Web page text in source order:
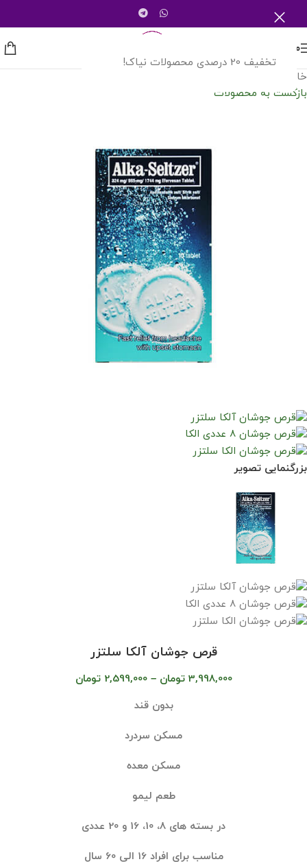
تخفیف 20 درصدی محصولات نیاک!
منو
خانه
بازگشت به محصولات
بزرگنمایی تصویر
قرص جوشان آلکا سلتزر
3,998,000 تومان –
2,599,000 تومان
بدون قند
مسکن سردرد
مسکن معده
طعم لیمو
در بسته های 8، 10، 16 و 20 عددی
مناسب برای افراد 16 الی 60 سال